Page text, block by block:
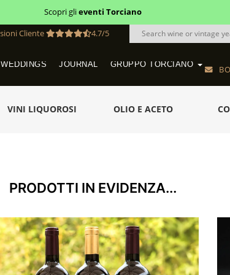
Scopri ibuoni regalo
Cliente 4.7/5
WEDDINGS JOURNAL GRUPPO TORCIANO
VINI LIQUOROSI OLIO E ACETO
PRODOTTI IN EVIDENZA...